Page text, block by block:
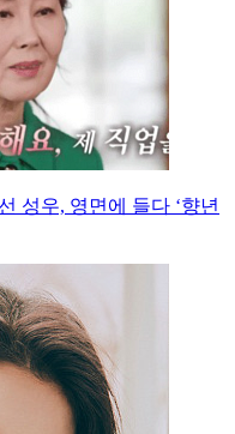
성우, 영면에 들다 ‘향년